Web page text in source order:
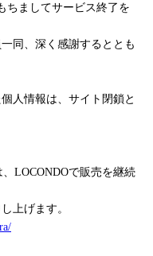
ちましてサービス終了を
同、深く感謝するととも
人情報は、サイト閉鎖と
LOCONDOで販売を継続
上げます。